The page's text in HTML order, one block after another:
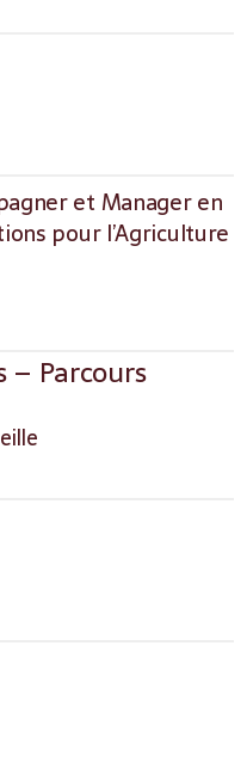
et Manager en
pour l’Agriculture
– Parcours